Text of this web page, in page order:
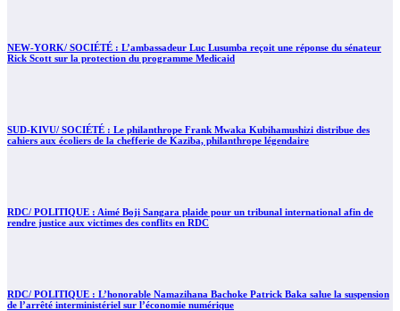
NEW-YORK/ SOCIÉTÉ : L’ambassadeur Luc Lusumba reçoit une réponse du sénateur
Rick Scott sur la protection du programme Medicaid
SUD-KIVU/ SOCIÉTÉ : Le philanthrope Frank Mwaka Kubihamushizi distribue des
cahiers aux écoliers de la chefferie de Kaziba, philanthrope légendaire
RDC/ POLITIQUE : Aimé Boji Sangara plaide pour un tribunal international afin de
rendre justice aux victimes des conflits en RDC
RDC/ POLITIQUE : L’honorable Namazihana Bachoke Patrick Baka salue la suspension
de l’arrêté interministériel sur l’économie numérique